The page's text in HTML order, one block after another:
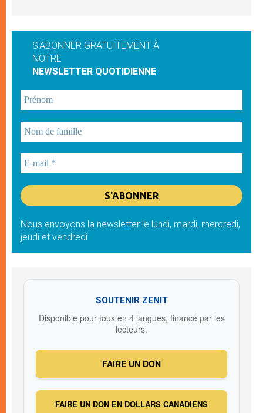
S'ABONNER GRATUITEMENT À
NOTRE
NEWSLETTER QUOTIDIENNE
Nous envoyons la newsletter le lundi, mardi, mercredi,
jeudi et vendredi
SOUTENIR ZENIT
Disponible pour tous en 4 langues, financé par les
lecteurs.
FAIRE UN DON
FAIRE UN DON EN DOLLARS CANADIENS